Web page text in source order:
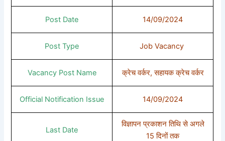
Post Date 14/09/2024
Post Type Job Vacancy
Vacancy Post Name क्रेच वर्कर, सहायक क्रेच वर्कर
Official Notification Issue 14/09/2024
Last Date
विज्ञापन प्रकाशन तिथि से अगले
15 दिनों तक